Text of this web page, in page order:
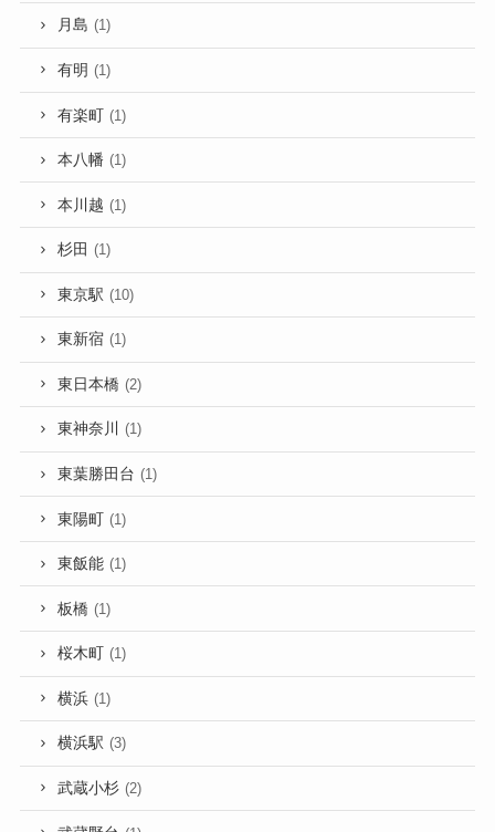
月島 (1)
有明 (1)
有楽町 (1)
本八幡 (1)
本川越 (1)
杉田 (1)
東京駅 (10)
東新宿 (1)
東日本橋 (2)
東神奈川 (1)
東葉勝田台 (1)
東陽町 (1)
東飯能 (1)
板橋 (1)
桜木町 (1)
横浜 (1)
横浜駅 (3)
武蔵小杉 (2)